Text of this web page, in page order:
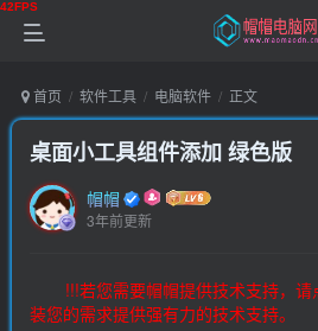
首页 软件工具 电脑软件 正文
桌面小工具组件添加 绿色版
帽帽
3年前更新
!!!若您需要帽帽提供技术支持，请
装您的需求提供强有力的技术支持。